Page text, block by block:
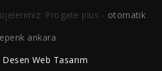
Progate plus - otomatik
ankara
Desen Web Tasarım